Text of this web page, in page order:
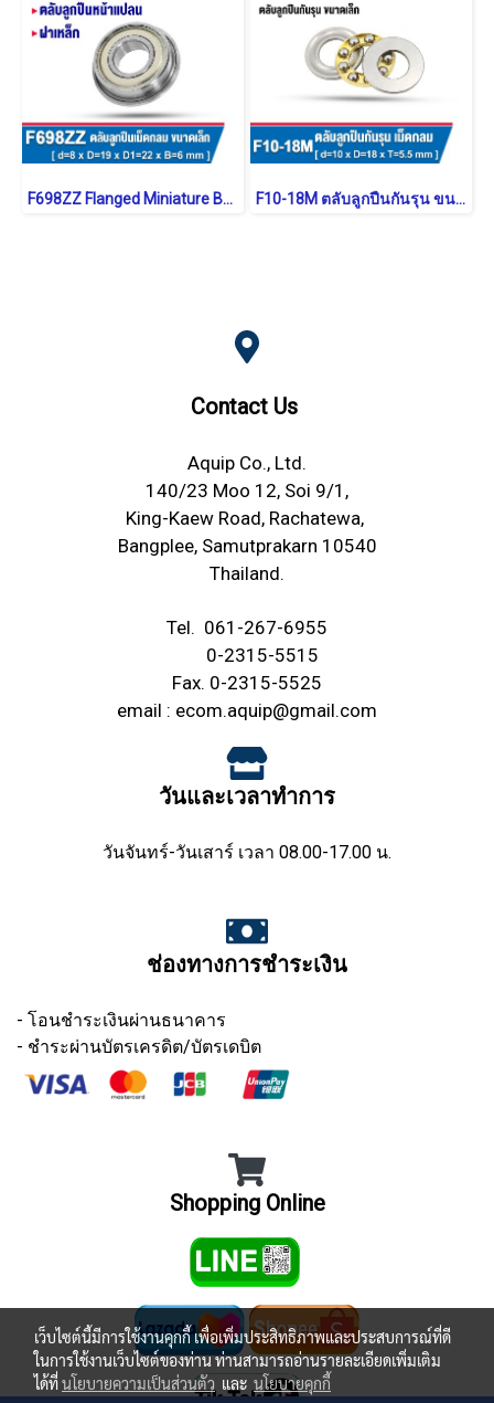
F698ZZ Flanged Miniature Ball Bearings Sheild Type F10-18M ตลับลูกปืนกันรุน ขนาดเล็ก Miniature Thrust Ball Bearing
Contact Us
Aquip Co., Ltd.
140/23 Moo 12, Soi 9/1,
King-Kaew Road, Rachatewa,
Bangplee, Samutprakarn 10540
Thailand.
Tel. 061-267-6955
0-2315-5515
Fax. 0-2315-5525
email : ecom.aquip@gmail.com
วันและเวลาทำการ
วันจันทร์-วันเสาร์ เวลา 08.00-17.00 น.
ช่องทางการชำระเงิน
- โอนชำระเงินผ่านธนาคาร
- ชำระผ่านบัตรเครดิต/บัตรเดบิต
Shopping Online
เว็บไซต์นี้มีการใช้งานคุกกี้ เพื่อเพิ่มประสิทธิภาพและประสบการณ์ที่ดี
ในการใช้งานเว็บไซต์ของท่าน ท่านสามารถอ่านรายละเอียดเพิ่มเติม
ได้ที่นโยบายความเป็นส่วนตัว และ นโยบายคุกกี้